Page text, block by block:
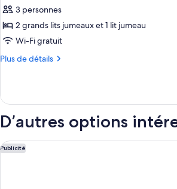
photos
pour
ce
type
Chalet
rustique
traditionnel
3 personnes
2 grands lits jumeaux et 1 lit jumeau
Wi-Fi gratuit
Plus de détails
Plus
Chalet
traditionnel
D’autres options
Publicité
Clarion Hotel The Edge